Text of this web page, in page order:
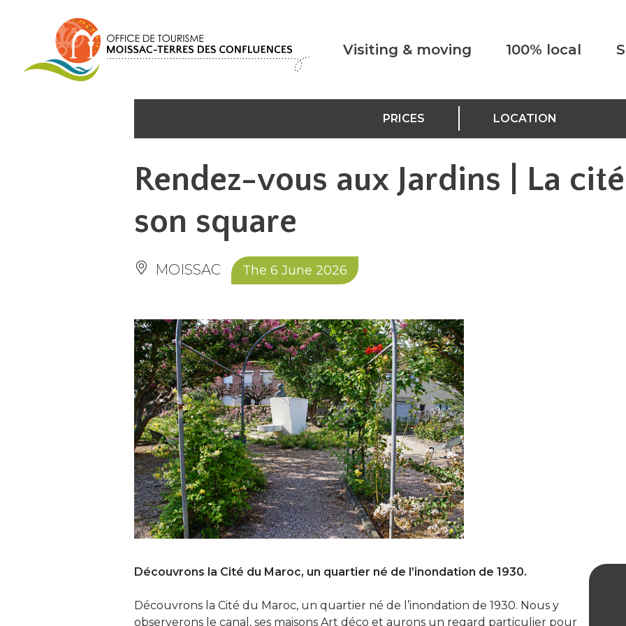
Visiting & moving 100% local
PRICES LOCATION
Rendez-vous aux Jardins | La
son square
MOISSAC The 6 June 2026
Découvrons la Cité du Maroc, un quartier né de l’inondation de 1930.
Découvrons la Cité du Maroc, un quartier né de l’inondation de 1930. Nous y
observerons le canal, ses maisons Art déco et aurons un regard particulier pour